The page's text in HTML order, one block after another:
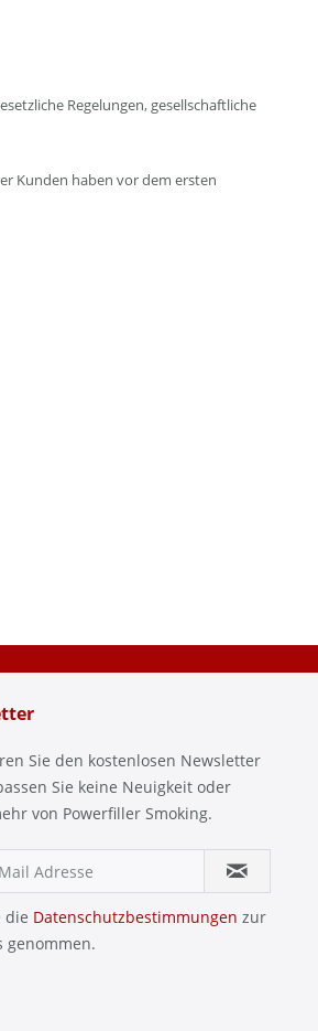
Regelungen, gesellschaftliche
Kunden haben vor dem ersten
Sie den kostenlosen Newsletter
Sie keine Neuigkeit oder
von Powerfiller Smoking.
die Datenschutzbestimmungen zur
genommen.